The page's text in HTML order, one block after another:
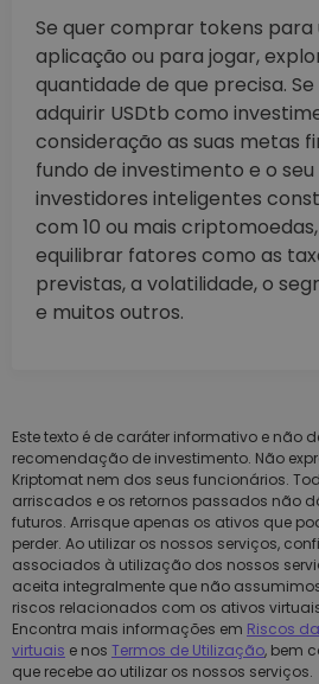
Se quer comprar tokens para
aplicação ou para jogar,
quantidade de que precisa.
adquirir USDtb como
consideração as suas metas
fundo de investimento e o
investidores inteligentes
com 10 ou mais
equilibrar fatores como as
previstas, a volatilidade, o
e muitos outros.
Este texto é de caráter informativo e não
recomendação de investimento. Não
Kriptomat nem dos seus funcionários.
arriscados e os retornos passados não
futuros. Arrisque apenas os ativos que
perder. Ao utilizar os nossos serviços,
associados à utilização dos nossos
aceita integralmente que não
riscos relacionados com os ativos
Encontra mais informações em Riscos
virtuais e nos Termos de Utilização, bem
que recebe ao utilizar os nossos serviços.